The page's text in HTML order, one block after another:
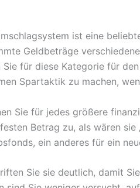
ist eine
Geldbeträge
Sie für diese Kategorie für
Spartaktik zu machen,
Sie für jedes größere
Betrag zu, als wären
ein anderes für ein
Sie sie deutlich, damit